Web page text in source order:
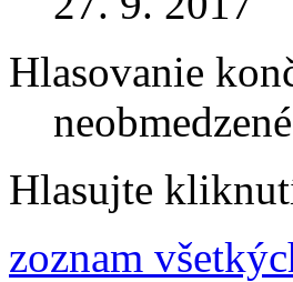
Hlasovanie
neobmedzené
Hlasujte
zoznam